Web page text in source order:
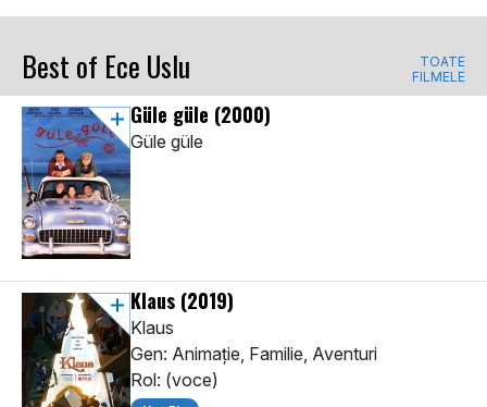
Best of Ece Uslu
TOATE
FILMELE
Güle güle (2000)
Güle güle
Klaus (2019)
Klaus
Gen: Animaţie, Familie, Aventuri
Rol: (voce)